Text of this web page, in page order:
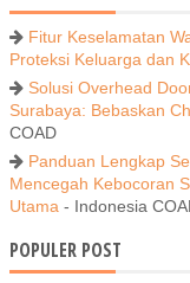
Fitur Keselamatan
Proteksi Keluarga dan
Solusi Overhead
Surabaya: Bebaskan
COAD
Panduan Lengkap
Mencegah Kebocoran
Utama - Indonesia
POPULER POST